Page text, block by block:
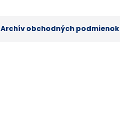
Archív obchodných podmienok